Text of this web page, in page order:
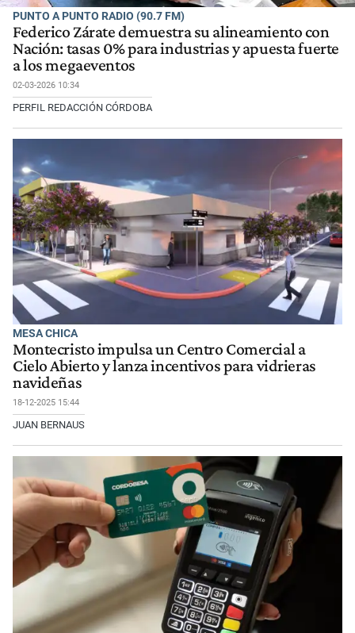
PUNTO A PUNTO RADIO (90.7 FM)
Federico Zárate demuestra su alineamiento con
Nación: tasas 0% para industrias y apuesta fuerte
a los megaeventos
02-03-2026 10:34
PERFIL REDACCIÓN CÓRDOBA
MESA CHICA
Montecristo impulsa un Centro Comercial a
Cielo Abierto y lanza incentivos para vidrieras
navideñas
18-12-2025 15:44
JUAN BERNAUS